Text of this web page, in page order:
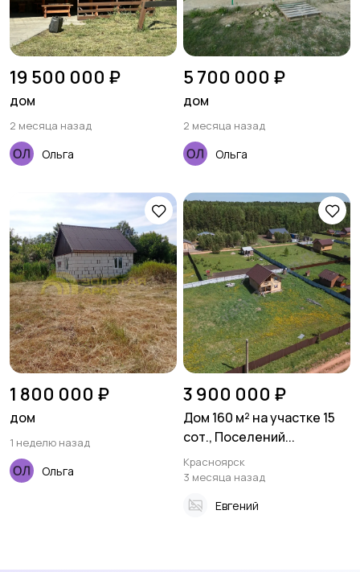
19 500 000 ₽
дом
2 месяца назад
Ольга
5 700 000 ₽
дом
2 месяца назад
Ольга
1 800 000 ₽
дом
1 неделю назад
Ольга
3 900 000 ₽
Дом 160 м² на участке 15
сот., Поселений...
Красноярск
3 месяца назад
Евгений